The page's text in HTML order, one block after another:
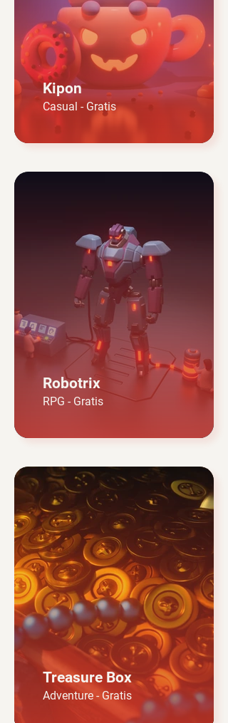
Kipon
Casual - Gratis
Robotrix
RPG - Gratis
Treasure Box
Adventure - Gratis